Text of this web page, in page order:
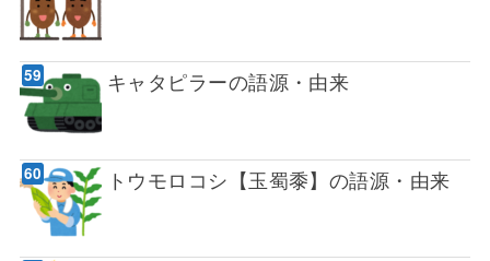
キャタピラーの語源・由来
トウモロコシ【玉蜀黍】の語源・由来